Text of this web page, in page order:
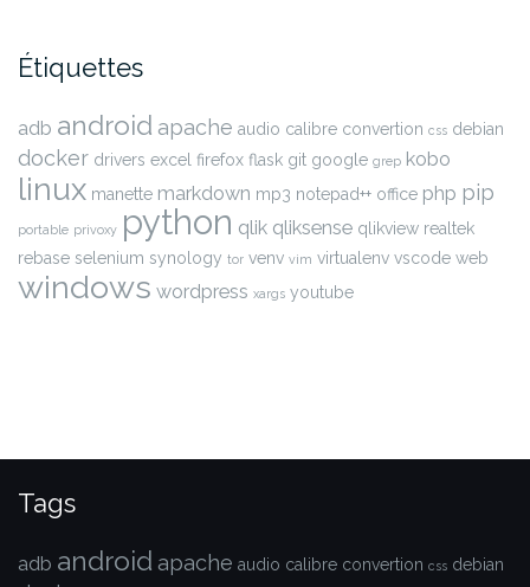
Étiquettes
adb android apache audio calibre convertion css debian
docker drivers excel firefox flask git google grep kobo
linux manette markdown mp3 notepad++ office php pip
portable privoxy python qlik qliksense qlikview realtek
rebase selenium synology tor venv vim virtualenv vscode web
windows wordpress xargs youtube
Tags
adb android apache audio calibre convertion css debian